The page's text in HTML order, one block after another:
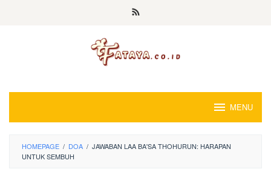
MENU
HOMEPAGE / DOA / JAWABAN LAA BA'SA THOHURUN: HARAPAN
UNTUK SEMBUH